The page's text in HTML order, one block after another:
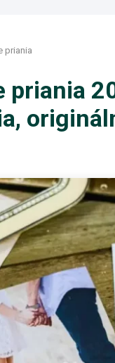
priania
priania